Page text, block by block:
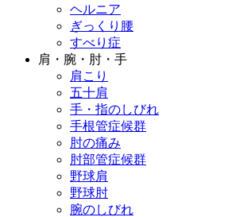
ヘルニア
ぎっくり腰
すべり症
肩・腕・肘・手
肩こり
五十肩
手・指のしびれ
手根管症候群
肘の痛み
肘部管症候群
野球肩
野球肘
腕のしびれ